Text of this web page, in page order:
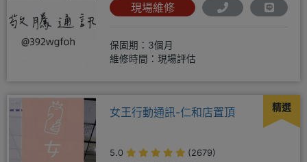
現場維修
保固期：3個月
維修時間：現場評估
精選
女王行動通訊-仁和店置頂
5.0
(2679)